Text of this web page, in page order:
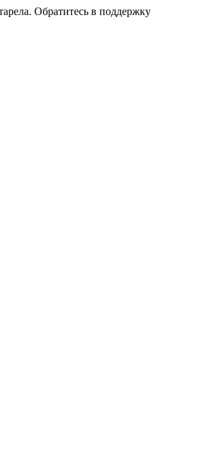
Обратитесь в поддержку